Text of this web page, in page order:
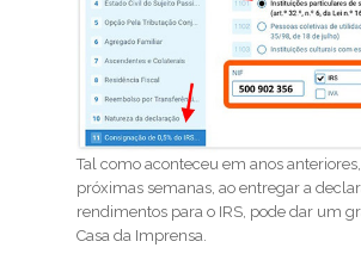
Tal como aconteceu em anos
próximas semanas, ao entregar a
rendimentos para o IRS, pode dar um
Casa da Imprensa.